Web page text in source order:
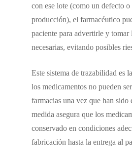
con ese lote (como un defecto
producción), el farmacéutico
paciente para advertirle y tomar
necesarias, evitando posibles
Este sistema de trazabilidad es
los medicamentos no pueden
farmacias una vez que han sido
medida asegura que los
conservado en condiciones
fabricación hasta la entrega al